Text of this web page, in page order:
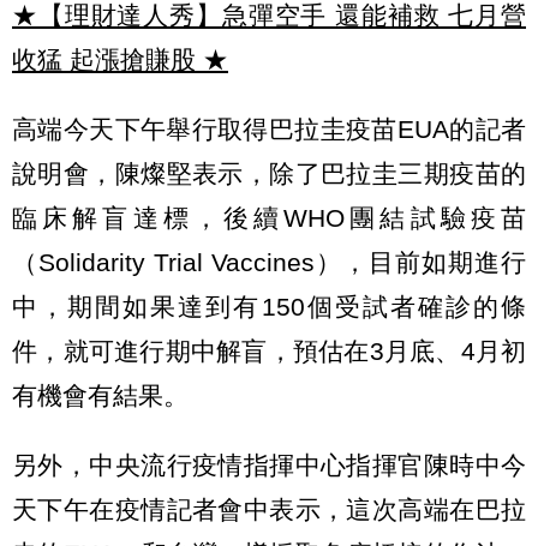
★【理財達人秀】急彈空手 還能補救 七月營
收猛 起漲搶賺股 ★
高端今天下午舉行取得巴拉圭疫苗EUA的記者
說明會，陳燦堅表示，除了巴拉圭三期疫苗的
臨床解盲達標，後續WHO團結試驗疫苗
（Solidarity Trial Vaccines），目前如期進行
中，期間如果達到有150個受試者確診的條
件，就可進行期中解盲，預估在3月底、4月初
有機會有結果。
另外，中央流行疫情指揮中心指揮官陳時中今
天下午在疫情記者會中表示，這次高端在巴拉